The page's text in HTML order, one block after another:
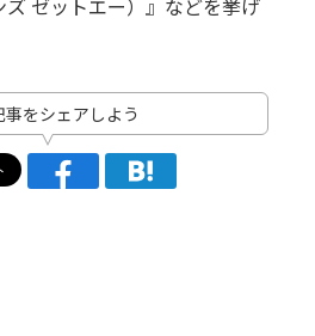
ゼットエー）』などを挙げ
事をシェアしよう